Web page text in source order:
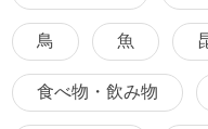
鳥 魚
食べ物・飲み物